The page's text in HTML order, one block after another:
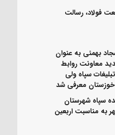
فولاد،‌ رسالت
بهمئی به عنوان
معاونت روابط
سپاه ولی
معرفی شد
سپاه شهرستان
به مناسبت اربعین